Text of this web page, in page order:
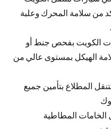
من سلامة المحرك وعلبة
الكويت بفحص جنط أو
الهيكل بمستوى عالي من
المطلاع بتأمين جميع
المطاطية